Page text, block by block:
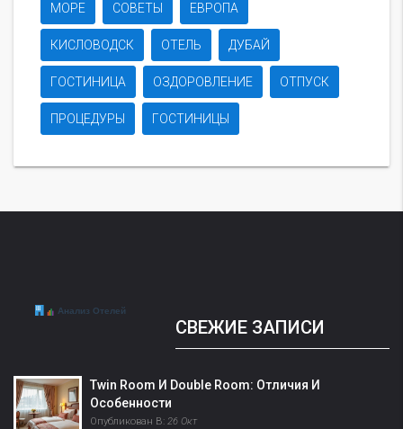
МОРЕ СОВЕТЫ ЕВРОПА
КИСЛОВОДСК ОТЕЛЬ ДУБАЙ
ГОСТИНИЦА ОЗДОРОВЛЕНИЕ ОТПУСК
ПРОЦЕДУРЫ ГОСТИНИЦЫ
СВЕЖИЕ ЗАПИСИ
Twin Room И Double Room: Отличия И
Особенности
Опубликован В: 26 Окт